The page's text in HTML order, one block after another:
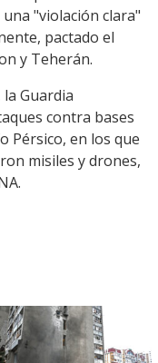
"violación clara"
pactado el
y Teherán.
Guardia
contra bases
Pérsico, en los que
misiles y drones,